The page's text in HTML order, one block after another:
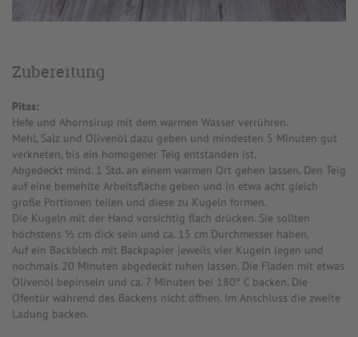
Zubereitung
Pitas:
Hefe und Ahornsirup mit dem warmen Wasser verrühren.
Mehl, Salz und Olivenöl dazu geben und mindesten 5 Minuten gut
verkneten, bis ein homogener Teig entstanden ist.
Abgedeckt mind. 1 Std. an einem warmen Ort gehen lassen. Den Teig
auf eine bemehlte Arbeitsfläche geben und in etwa acht gleich
große Portionen teilen und diese zu Kugeln formen.
Die Kugeln mit der Hand vorsichtig flach drücken. Sie sollten
höchstens ½ cm dick sein und ca. 15 cm Durchmesser haben.
Auf ein Backblech mit Backpapier jeweils vier Kugeln legen und
nochmals 20 Minuten abgedeckt ruhen lassen. Die Fladen mit etwas
Olivenöl bepinseln und ca. 7 Minuten bei 180° C backen. Die
Ofentür während des Backens nicht öffnen. Im Anschluss die zweite
Ladung backen.